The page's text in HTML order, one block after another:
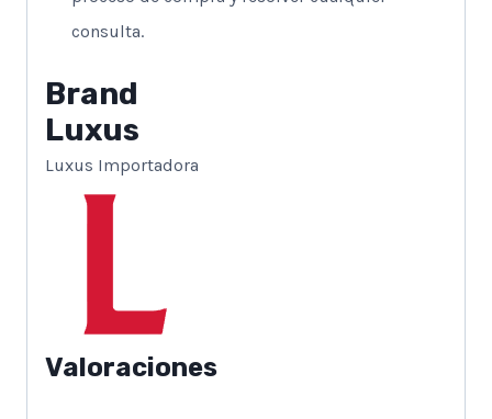
consulta.
Brand
Luxus
Luxus Importadora
Valoraciones